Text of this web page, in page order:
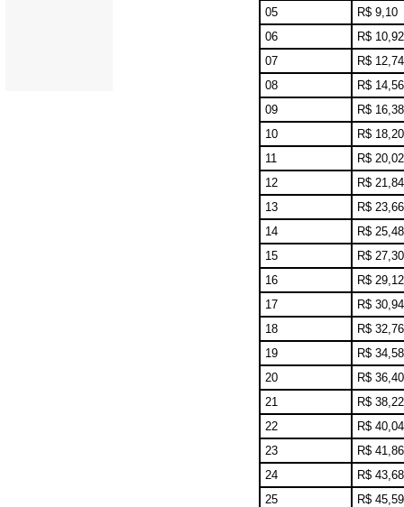
05
R$ 9,10
06
R$ 10,92
07
R$ 12,74
08
R$ 14,56
09
R$ 16,38
10
R$ 18,20
11
R$ 20,02
12
R$ 21,84
13
R$ 23,66
14
R$ 25,48
15
R$ 27,30
16
R$ 29,12
17
R$ 30,94
18
R$ 32,76
19
R$ 34,58
20
R$ 36,40
21
R$ 38,22
22
R$ 40,04
23
R$ 41,86
24
R$ 43,68
25
R$ 45,59